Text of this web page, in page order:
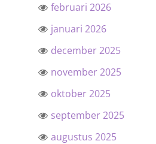
februari 2026
januari 2026
december 2025
november 2025
oktober 2025
september 2025
augustus 2025